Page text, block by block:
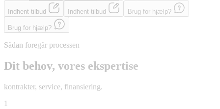
Indhent tilbud Indhent tilbud Brug for hjælp?
Brug for hjælp?
Sådan foregår processen
Dit behov, vores ekspertise
kontrakter, service, finansiering.
1